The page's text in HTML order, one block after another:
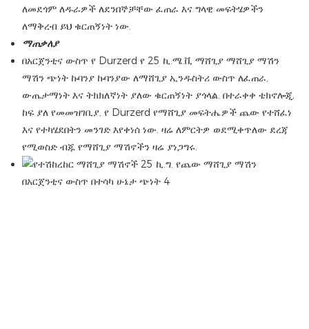
ለመደጎም ለዱራዎች ለደንበኞቻቸው ፈጠራ እና ግላዊ መፍትሄዎችን
ለማቅረብ ይህ ቁርጠኝነት ነው.
ማጠቃለያ
በአርጀንቲና ውስጥ የ Durzerd የ 25 ኪ.ሜ.ቪ ማሸጊያ ማሸጊያ ማሽን
ማሽን ጭነት ኩባንያ ኩባንያው ለማሸጊያ ኢንዱስትሪ ውስጥ ለፈጠራ,
ውጤታማነት እና ትክክለኛነት ያለው ቁርጠኝነት ያጎላል. በተራቀቀ ቴክኖሎጂ,
ከፍ ያለ የመመዝገቢያ, የ Durzerd የማሸጊያ መፍትሔዎች ጨው የተሸፈነ
እና የተካሄደበትን መንገድ እየቀነሰ ነው. ዛሬ ለምርትዎ ወደሚቀጥለው ደረጃ
የሚወስድ ብጁ የማሸጊያ ማሽኖችን ዛሬ ያነጋግሩ.